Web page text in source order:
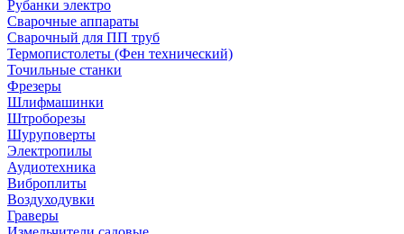
Рубанки электро
Сварочные аппараты
Сварочный для ПП труб
Термопистолеты (Фен технический)
Точильные станки
Фрезеры
Шлифмашинки
Штроборезы
Шуруповерты
Электропилы
Аудиотехника
Виброплиты
Воздуходувки
Граверы